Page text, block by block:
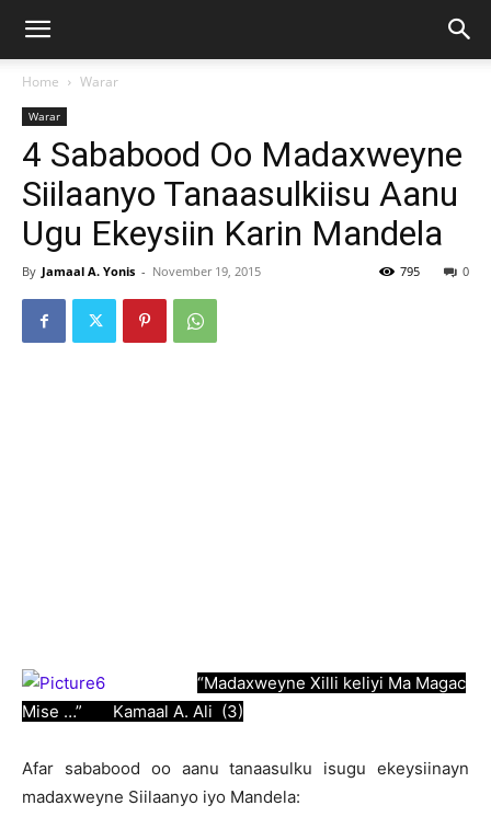
Home Warar
Warar
4 Sababood Oo Madaxweyne
Siilaanyo Tanaasulkiisu Aanu
Ugu Ekeysiin Karin Mandela
By Jamaal A. Yonis - November 19, 2015 0
795
“Madaxweyne Xilli keliyi Ma Magac
Mise …” Kamaal A. Ali (3)
Afar sababood oo aanu tanaasulku isugu ekeysiinayn
madaxweyne Siilaanyo iyo Mandela: